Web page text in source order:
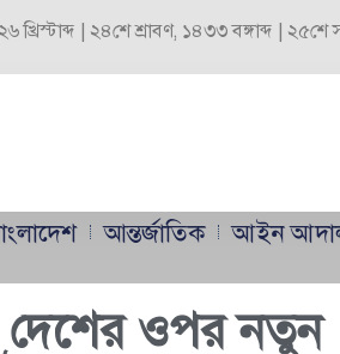
| ২৪শে শ্রাবণ, ১৪৩৩ বঙ্গাব্দ |
আন্তর্জাতিক আইন
দেশের ওপর নতুন